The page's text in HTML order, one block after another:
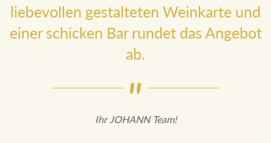
liebevollen gestalteten Weinkarte und
einer schicken Bar rundet das Angebot
ab.
Ihr JOHANN Team!